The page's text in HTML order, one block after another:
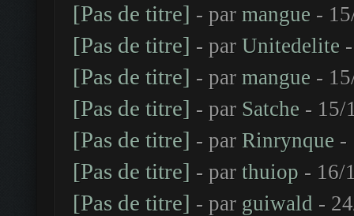
[Pas de titre] - par mangue -
[Pas de titre] - par Unitedelite
[Pas de titre] - par mangue -
[Pas de titre] - par Satche - 15/
[Pas de titre] - par Rinrynque -
[Pas de titre] - par thuiop - 16/
[Pas de titre] - par guiwald -